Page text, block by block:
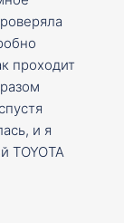
проходит
и я
TOYOTA